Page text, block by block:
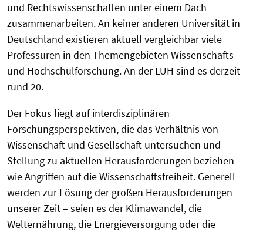
und Rechtswissenschaften unter einem Dach
zusammenarbeiten. An keiner anderen Universität in
Deutschland existieren aktuell vergleichbar viele
Professuren in den Themengebieten Wissenschafts-
und Hochschulforschung. An der LUH sind es derzeit
rund 20.
Der Fokus liegt auf interdisziplinären
Forschungsperspektiven, die das Verhältnis von
Wissenschaft und Gesellschaft untersuchen und
Stellung zu aktuellen Herausforderungen beziehen –
wie Angriffen auf die Wissenschaftsfreiheit. Generell
werden zur Lösung der großen Herausforderungen
unserer Zeit – seien es der Klimawandel, die
Welternährung, die Energieversorgung oder die